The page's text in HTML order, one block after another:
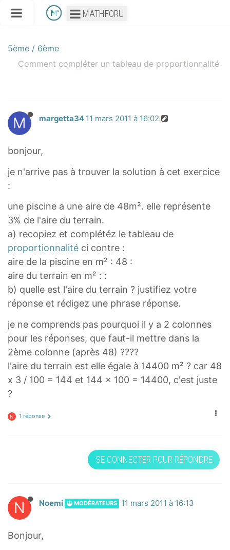
MATHFORU
5ème / 6ème
Comment compléter un tableau de proportionnalité
M margetta34 11 mars 2011 à 16:02
bonjour,
je n'arrive pas à trouver la solution à cet exercice
:
une piscine a une aire de 48m². elle représente
3% de l'aire du terrain.
a) recopiez et complétéz le tableau de
proportionnalité ci contre :
aire de la piscine en m² : 48 :
aire du terrain en m² : :
b) quelle est l'aire du terrain ? justifiez votre
réponse et rédigez une phrase réponse.
je ne comprends pas pourquoi il y a 2 colonnes
pour les réponses, que faut-il mettre dans la
2ème colonne (après 48) ????
l'aire du terrain est elle égale à 14400 m² ? car 48
x 3 / 100 = 144 et 144 x 100 = 14400, c'est juste
?
N 1 réponse
SE CONNECTER POUR RÉPONDRE
N Noemi MODÉRATEURS 11 mars 2011 à 16:13
Bonjour,